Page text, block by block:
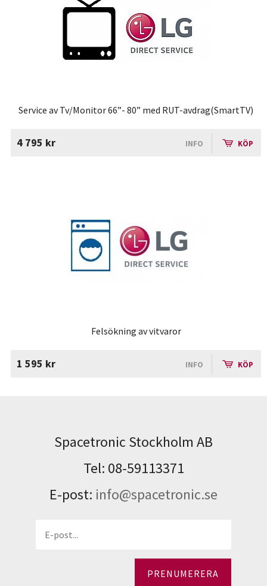
Service av Tv/Monitor 66”- 80” med RUT-avdrag(SmartTV)
4 795 kr INFO KÖP
Felsökning av vitvaror
1 595 kr INFO KÖP
Spacetronic Stockholm AB
Tel: 08-59113371
E-post: info@spacetronic.se
PRENUMERERA